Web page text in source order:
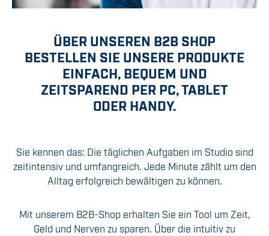
ÜBER UNSEREN B2B SHOP
BESTELLEN SIE UNSERE PRODUKTE
EINFACH, BEQUEM UND
ZEITSPAREND PER PC, TABLET
ODER HANDY.
Sie kennen das: Die täglichen Aufgaben im Studio sind
zeitintensiv und umfangreich. Jede Minute zählt um den
Alltag erfolgreich bewältigen zu können.
Mit unserem B2B-Shop erhalten Sie ein Tool um Zeit,
Geld und Nerven zu sparen. Über die intuitiv zu